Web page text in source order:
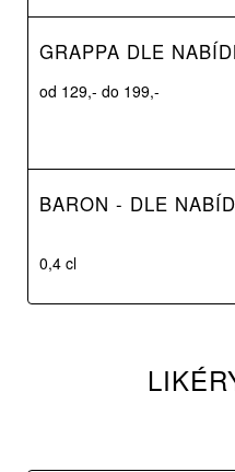
GRAPPA DLE
od 129,- do 199,-
BARON - DLE
0,4 cl